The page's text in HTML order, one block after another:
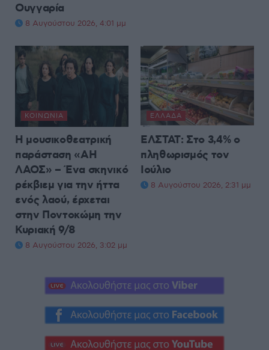
Ουγγαρία
8 Αυγούστου 2026, 4:01 μμ
ΚΟΙΝΩΝΊΑ
Η μουσικοθεατρική
παράσταση «ΑΗ
ΛΑΟΣ» – Ένα σκηνικό
ρέκβιεμ για την ήττα
ενός λαού, έρχεται
στην Ποντοκώμη την
Κυριακή 9/8
8 Αυγούστου 2026, 3:02 μμ
ΕΛΛΆΔΑ
ΕΛΣΤΑΤ: Στο 3,4% ο
πληθωρισμός τον
Ιούλιο
8 Αυγούστου 2026, 2:31 μμ